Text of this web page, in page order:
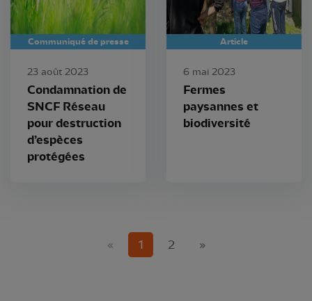
Communiqué de presse
23 août 2023
Condamnation de
SNCF Réseau
pour destruction
d’espèces
protégées
Article
6 mai 2023
Fermes
paysannes et
biodiversité
« 1(current)
2 »